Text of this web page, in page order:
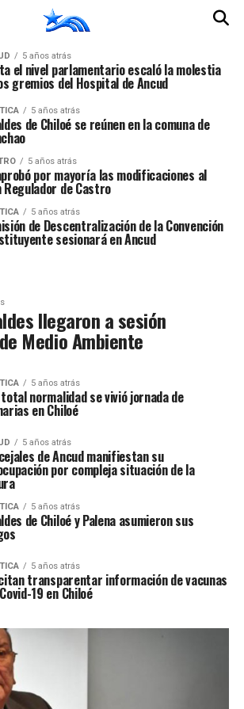
5 años atrás
el nivel parlamentario escaló la molestia
gremios del Hospital de Ancud
5 años atrás
de Chiloé se reúnen en la comuna de
5 años atrás
por mayoría las modificaciones al
Regulador de Castro
5 años atrás
de Descentralización de la Convención
sesionará en Ancud
llegaron a sesión
Medio Ambiente
5 años atrás
total normalidad se vivió jornada de
en Chiloé
5 años atrás
de Ancud manifiestan su
por compleja situación de la
5 años atrás
de Chiloé y Palena asumieron sus
5 años atrás
transparentar información de vacunas
19 en Chiloé